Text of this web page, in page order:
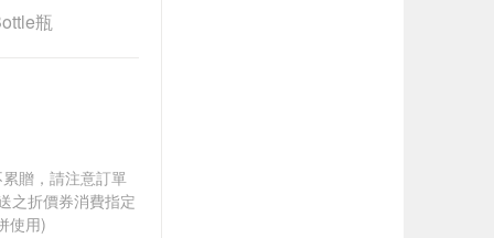
瓶
贈，請注意訂單
之折價券消費指定
使用)